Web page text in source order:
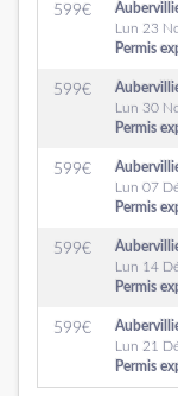
599€
Lun 23
Permis
599€
Lun 30
Permis
599€
Lun 07
Permis
599€
Lun 14
Permis
599€
Lun 21
Permis